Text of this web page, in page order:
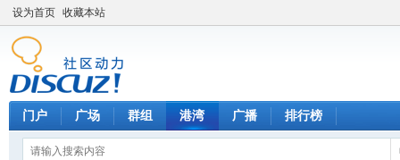
设为首页 收藏本站
门户 广场 群组 港湾 广播 排行榜